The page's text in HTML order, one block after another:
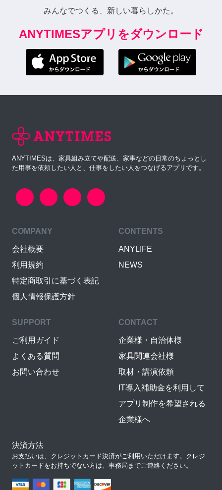
みんなでつくる、新しい暮らしかた。
ANYTIMESアプリをダウンロード
ANYTIMESは、家具組み立てや配送、家事などの日常のちょっとし
た用事を依頼したい人と、仕事をしたい人をつなげるアプリです。
COMPANY
会社概要
利用規約
特定商取引に基づく表記
個人情報保護方針
CONTENTS
ANYLIFE
NEWS
SUPPORT
ご利用ガイド
よくある質問
お問い合わせ
CONTACT
企業様・自治体様
家具関連会社様
取材・講演依頼
IT導入補助金を利用して
アプリ制作を希望される
企業様へ
決済方法
お支払いは、クレジットカード決済がご利用いただけます。クレジ
ットカードをお持ちでない方は、事務局までご連絡ください。